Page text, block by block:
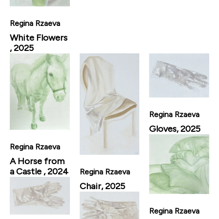
Regina Rzaeva
White Flowers
, 2025
Regina Rzaeva
A Horse from
a Castle , 2024
Regina Rzaeva
Chair, 2025
Regina Rzaeva
Gloves, 2025
Regina Rzaeva